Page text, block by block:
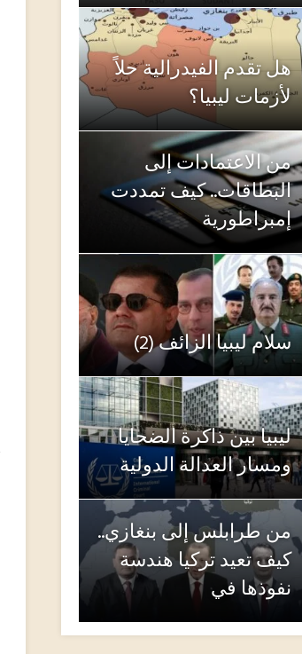
هل تقدم الفيدرالية حلاً
لأزمات ليبيا؟
من الاعتمادات إلى
البطاقات.. كيف تمددت
إمبراطورية
سلام ليبيا الزائف (2)
ليبيا بين ذاكرة الضحايا
ومسار العدالة الدولية
من طرابلس إلى بنغازي..
كيف تعيد تركيا هندسة
نفوذها في